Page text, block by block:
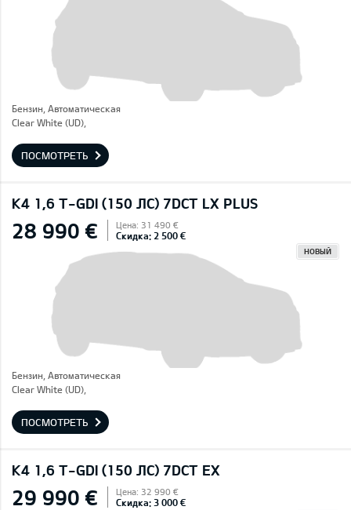
Бензин, Автоматическая
Clear White (UD),
ПОСМОТРЕТЬ
K4 1,6 T-GDI (150 ЛС) 7DCT LX PLUS
28 990 € Цена: 31 490 €
Скидка: 2 500 €
НОВЫЙ
Бензин, Автоматическая
Clear White (UD),
ПОСМОТРЕТЬ
K4 1,6 T-GDI (150 ЛС) 7DCT EX
29 990 € Цена: 32 990 €
Скидка: 3 000 €